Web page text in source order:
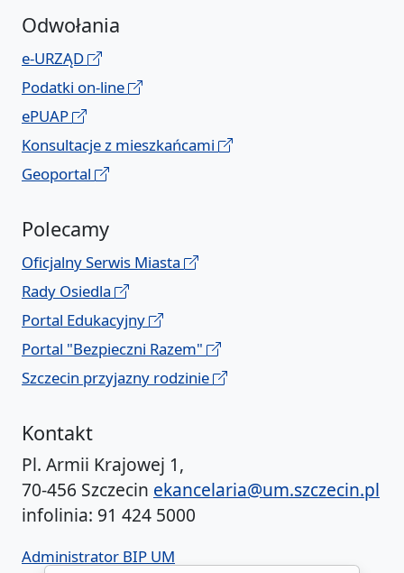
Odwołania
e-URZĄD
Podatki on-line
ePUAP
Konsultacje z mieszkańcami
Geoportal
Polecamy
Oficjalny Serwis Miasta
Rady Osiedla
Portal Edukacyjny
Portal "Bezpieczni Razem"
Szczecin przyjazny rodzinie
Kontakt
Pl. Armii Krajowej 1,
70-456 Szczecin ekancelaria@um.szczecin.pl
infolinia: 91 424 5000
Administrator BIP UM